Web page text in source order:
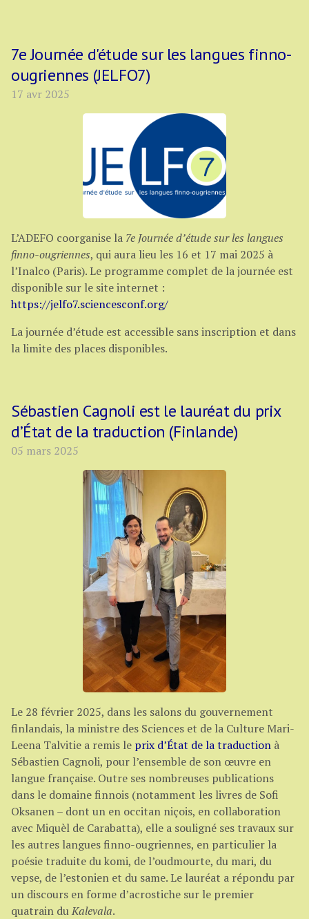
7e Journée d'étude sur les langues finno-
ougriennes (JELFO7)
17 avr 2025
L’ADEFO coorganise la 7e Journée d’étude sur les langues
finno-ougriennes, qui aura lieu les 16 et 17 mai 2025 à
l’Inalco (Paris). Le programme complet de la journée est
disponible sur le site internet :
https://jelfo7.sciencesconf.org/
La journée d’étude est accessible sans inscription et dans
la limite des places disponibles.
Sébastien Cagnoli est le lauréat du prix
d’État de la traduction (Finlande)
05 mars 2025
Le 28 février 2025, dans les salons du gouvernement
finlandais, la ministre des Sciences et de la Culture Mari-
Leena Talvitie a remis le prix d’État de la traduction à
Sébastien Cagnoli, pour l’ensemble de son œuvre en
langue française. Outre ses nombreuses publications
dans le domaine finnois (notamment les livres de Sofi
Oksanen – dont un en occitan niçois, en collaboration
avec Miquèl de Carabatta), elle a souligné ses travaux sur
les autres langues finno-ougriennes, en particulier la
poésie traduite du komi, de l’oudmourte, du mari, du
vepse, de l’estonien et du same. Le lauréat a répondu par
un discours en forme d’acrostiche sur le premier
quatrain duKalevala.